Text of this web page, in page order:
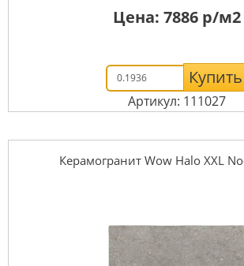
Цена: 7886 р/м2
Купить
Артикул: 111027
Керамогранит Wow Halo XXL